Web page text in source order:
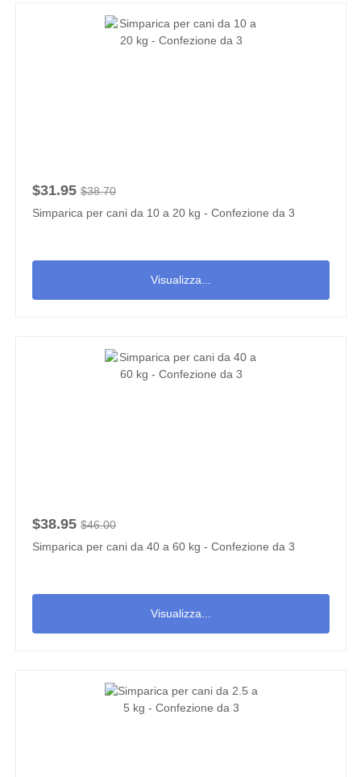
$31.95 $38.70
Simparica per cani da 10 a 20 kg - Confezione da 3
Visualizza...
$38.95 $46.00
Simparica per cani da 40 a 60 kg - Confezione da 3
Visualizza...